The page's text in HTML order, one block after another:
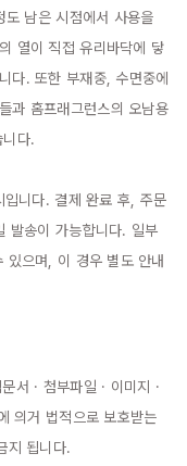
남은 시점에서 사용을
열이 직접 유리바닥에 닿
다. 또한 부재중, 수면중에
과 홈프래그런스의 오남용
다.
니다. 결제 완료 후, 주문
발송이 가능합니다. 일부
있으며, 이 경우 별도 안내
서 · 첨부파일 · 이미지 ·
의거 법적으로 보호받는
지 됩니다.